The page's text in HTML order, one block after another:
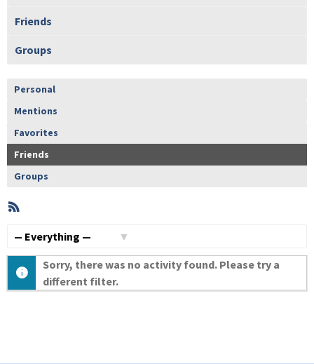
Friends
Groups
Personal
Mentions
Favorites
Friends
Groups
Member
Activities
Sorry, there was no activity found. Please try a
different filter.